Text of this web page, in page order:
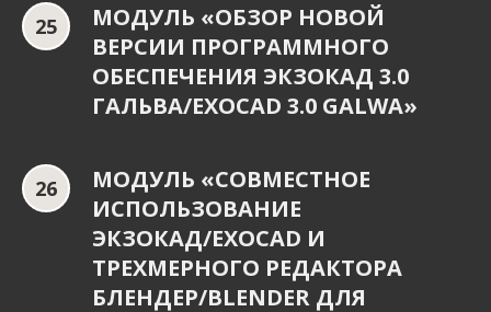
МОДУЛЬ «ОБЗОР НОВОЙ
ВЕРСИИ ПРОГРАММНОГО
ОБЕСПЕЧЕНИЯ ЭКЗОКАД 3.0
ГАЛЬВА/EXOCAD 3.0 GALWA»
МОДУЛЬ «СОВМЕСТНОЕ
ИСПОЛЬЗОВАНИЕ
ЭКЗОКАД/EXOCAD И
ТРЕХМЕРНОГО РЕДАКТОРА
БЛЕНДЕР/BLENDER ДЛЯ